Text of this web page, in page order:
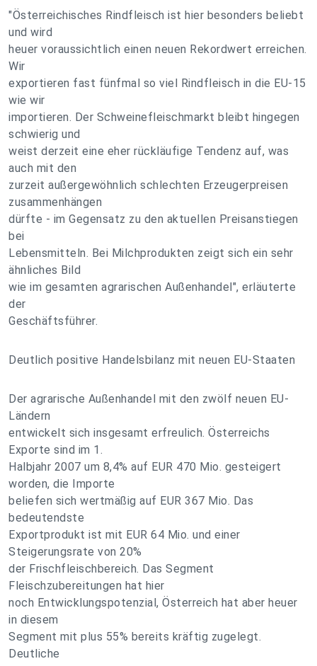
"Österreichisches Rindfleisch ist hier besonders beliebt
und wird
heuer voraussichtlich einen neuen Rekordwert erreichen.
Wir
exportieren fast fünfmal so viel Rindfleisch in die EU-15
wie wir
importieren. Der Schweinefleischmarkt bleibt hingegen
schwierig und
weist derzeit eine eher rückläufige Tendenz auf, was
auch mit den
zurzeit außergewöhnlich schlechten Erzeugerpreisen
zusammenhängen
dürfte - im Gegensatz zu den aktuellen Preisanstiegen
bei
Lebensmitteln. Bei Milchprodukten zeigt sich ein sehr
ähnliches Bild
wie im gesamten agrarischen Außenhandel", erläuterte
der
Geschäftsführer.
Deutlich positive Handelsbilanz mit neuen EU-Staaten
Der agrarische Außenhandel mit den zwölf neuen EU-
Ländern
entwickelt sich insgesamt erfreulich. Österreichs
Exporte sind im 1.
Halbjahr 2007 um 8,4% auf EUR 470 Mio. gesteigert
worden, die Importe
beliefen sich wertmäßig auf EUR 367 Mio. Das
bedeutendste
Exportprodukt ist mit EUR 64 Mio. und einer
Steigerungsrate von 20%
der Frischfleischbereich. Das Segment
Fleischzubereitungen hat hier
noch Entwicklungspotenzial, Österreich hat aber heuer
in diesem
Segment mit plus 55% bereits kräftig zugelegt.
Deutliche